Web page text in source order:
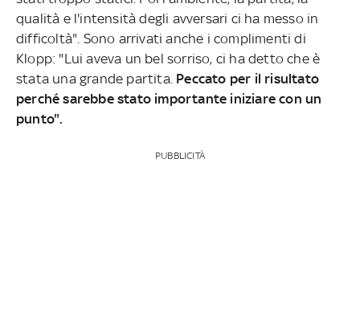
qualità e l'intensità degli avversari ci ha messo in
difficoltà". Sono arrivati anche i complimenti di
Klopp: "Lui aveva un bel sorriso, ci ha detto che è
stata una grande partita. Peccato per il risultato
perché sarebbe stato importante iniziare con un
punto".
PUBBLICITÀ